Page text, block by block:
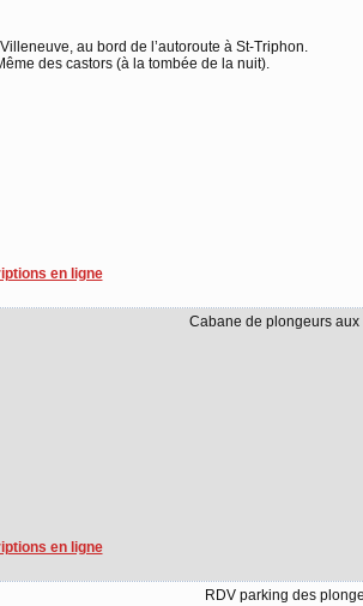
au bord de l’autoroute à St-Triphon.
des castors (à la tombée de la nuit).
en ligne
Cabane de plongeurs aux
en ligne
RDV parking des